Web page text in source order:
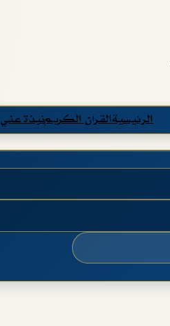
الرئيسيةالقرآن الكريمنبذة عني